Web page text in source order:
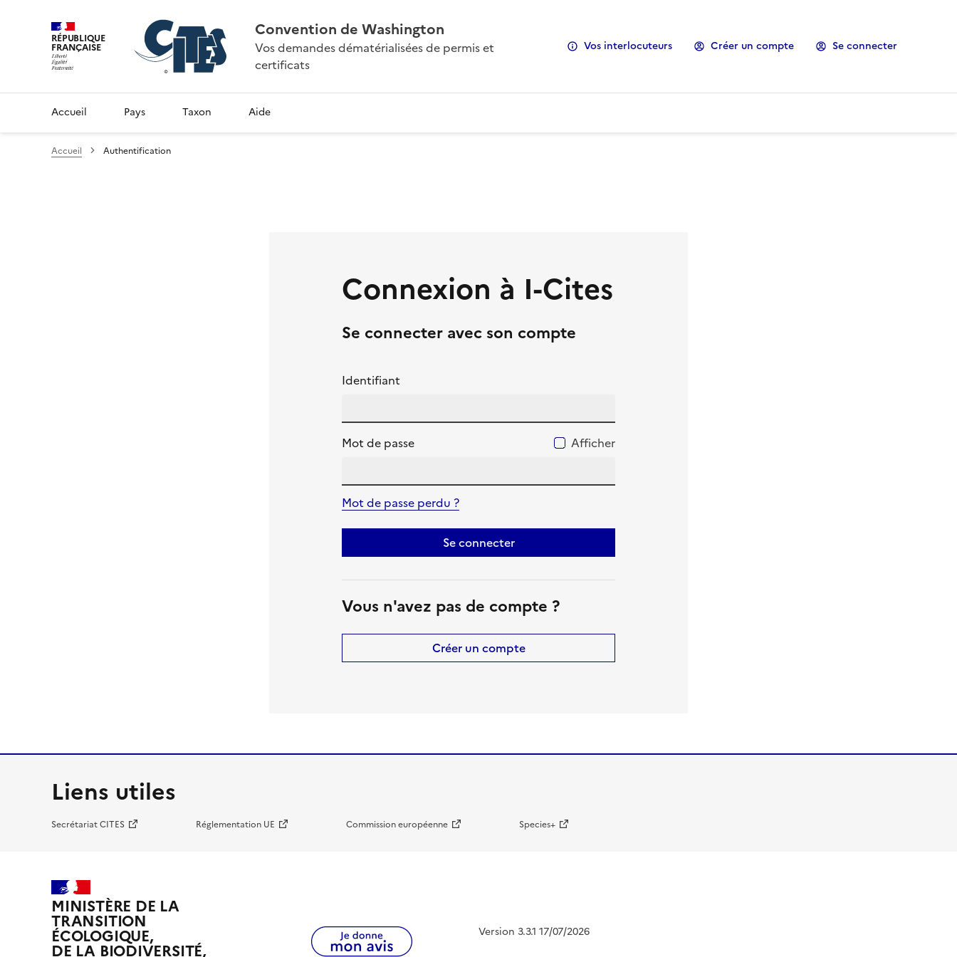
RÉPUBLIQUE
FRANÇAISE
Convention de Washington
Vos demandes dématérialisées de permis et
certificats
Vos interlocuteurs Créer un compte Se connecter
Accueil Pays Taxon Aide
Accueil Authentification
Connexion à I-Cites
Se connecter avec son compte
Identifiant
Mot de passe Afficher
Mot de passe perdu ?
Se connecter
Vous n'avez pas de compte ?
Créer un compte
Liens utiles
Secrétariat CITES Réglementation UE Commission européenne Species+
MINISTÈRE DE LA
TRANSITION
ÉCOLOGIQUE,
DE LA BIODIVERSITÉ,
Version 3.3.1 17/07/2026